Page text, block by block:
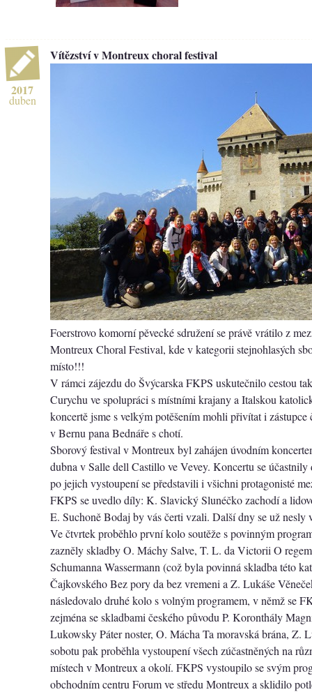
2017
duben
Vítězství v Montreux choral festival
Foerstrovo komorní pěvecké sdružení se právě vrátilo z
Montreux Choral Festival, kde v kategorii stejnohlasých
místo!!!
V rámci zájezdu do Švýcarska FKPS uskutečnilo cestou
Curychu ve spolupráci s místními krajany a Italskou
koncertě jsme s velkým potěšením mohli přivítat i zástupce
v Bernu pana Bednáře s chotí.
Sborový festival v Montreux byl zahájen úvodním
dubna v Salle dell Castillo ve Vevey. Koncertu se
po jejich vystoupení se představili i všichni protagonisté
FKPS se uvedlo díly: K. Slavický Slunéčko zachodí a
E. Suchoně Bodaj by vás čerti vzali. Další dny se už nesly
Ve čtvrtek proběhlo první kolo soutěže s povinným
zazněly skladby O. Máchy Salve, T. L. da Victorii O
Schumanna Wassermann (což byla povinná skladba této
Čajkovského Bez pory da bez vremeni a Z. Lukáše
následovalo druhé kolo s volným programem, v němž se
zejména se skladbami českého původu P. Koronthály
Lukowsky Páter noster, O. Mácha Ta moravská brána, Z.
sobotu pak proběhla vystoupení všech zúčastněných na
místech v Montreux a okolí. FKPS vystoupilo se svým
obchodním centru Forum ve středu Montreux a sklidilo